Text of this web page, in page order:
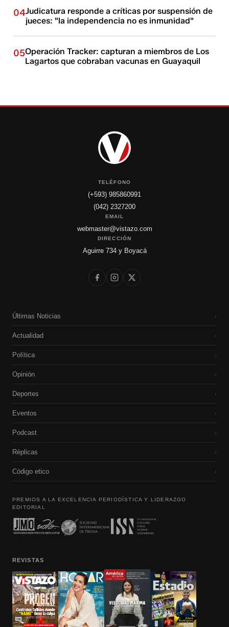
04Judicatura responde a críticas por suspensión de
jueces: "la independencia no es inmunidad"
05Operación Tracker: capturan a miembros de Los
Lagartos que cobraban vacunas en Guayaquil
TELÉFONO
(+593) 985860991
(042) 2327200
EMAIL
webmaster@vistazo.com
DIRECCIÓN
Aguirre 734 y Boyacá
Últimas Noticias ›
Actualidad ›
Política ›
Opinión ›
Deportes ›
Eventos ›
Podcast ›
Réplicas ›
Código etico ›
PREMIOS A LA EXCELENCIA PERIODÍSTICA Y LIDERAZGO
EDITORIAL
REVISTAS